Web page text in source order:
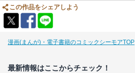
この作品をシェアしよう
漫画(まんが)・電子書籍のコミックシーモアTOP
最新情報はここからチェック！